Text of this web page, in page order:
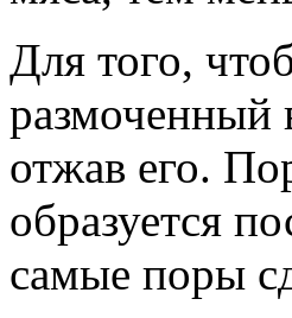
Для того,
размоченный
отжав его.
образуется
самые поры